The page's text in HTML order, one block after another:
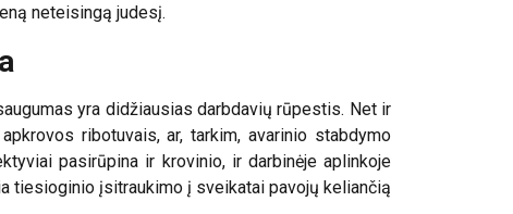
neteisingą judesį.
yra didžiausias darbdavių rūpestis. Net ir
ribotuvais, ar, tarkim, avarinio stabdymo
pasirūpina ir krovinio, ir darbinėje aplinkoje
tiesioginio įsitraukimo į sveikatai pavojų keliančią